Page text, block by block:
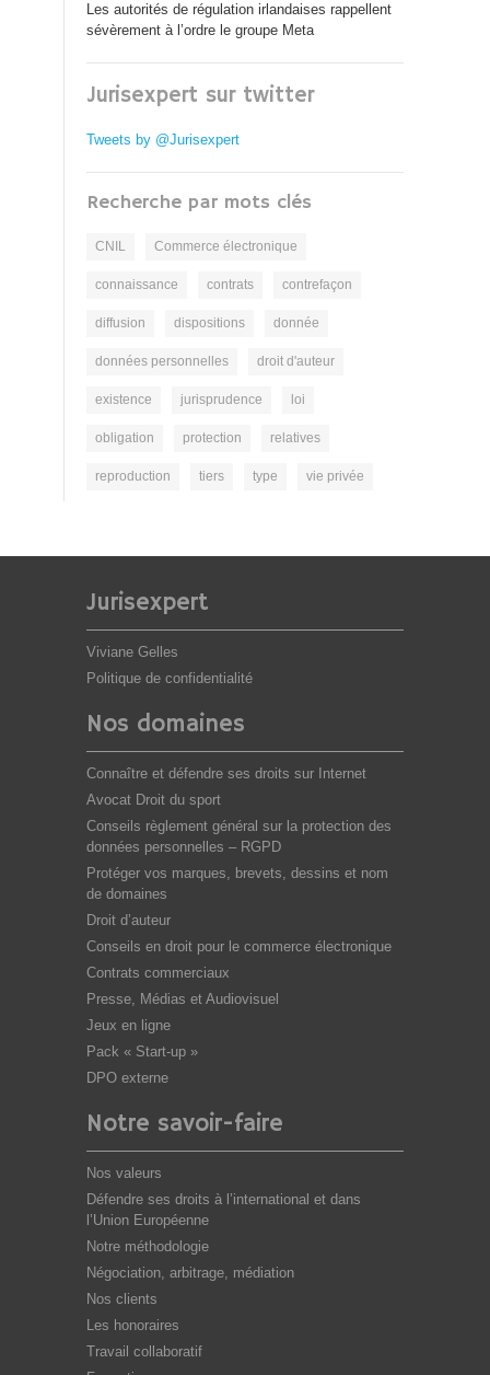
Les autorités de régulation irlandaises rappellent
sévèrement à l’ordre le groupe Meta
Jurisexpert sur twitter
Tweets by @Jurisexpert
Recherche par mots clés
CNIL Commerce électronique
connaissance contrats contrefaçon
diffusion dispositions donnée
données personnelles droit d'auteur
existence jurisprudence loi
obligation protection relatives
reproduction tiers type vie privée
Jurisexpert
Viviane Gelles
Politique de confidentialité
Nos domaines
Connaître et défendre ses droits sur Internet
Avocat Droit du sport
Conseils règlement général sur la protection des
données personnelles – RGPD
Protéger vos marques, brevets, dessins et nom
de domaines
Droit d’auteur
Conseils en droit pour le commerce électronique
Contrats commerciaux
Presse, Médias et Audiovisuel
Jeux en ligne
Pack « Start-up »
DPO externe
Notre savoir-faire
Nos valeurs
Défendre ses droits à l’international et dans
l’Union Européenne
Notre méthodologie
Négociation, arbitrage, médiation
Nos clients
Les honoraires
Travail collaboratif